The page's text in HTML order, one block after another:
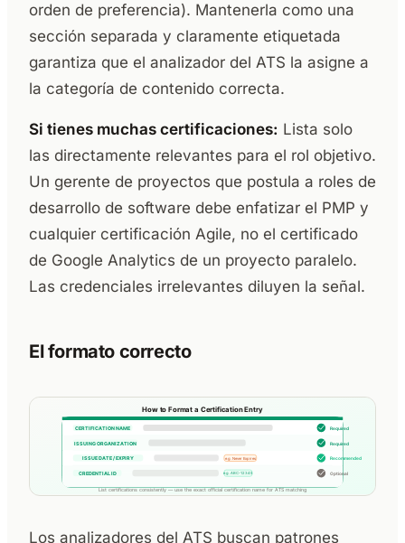
orden de preferencia). Mantenerla como una
sección separada y claramente etiquetada
garantiza que el analizador del ATS la asigne a
la categoría de contenido correcta.
Si tienes muchas certificaciones: Lista solo
las directamente relevantes para el rol objetivo.
Un gerente de proyectos que postula a roles de
desarrollo de software debe enfatizar el PMP y
cualquier certificación Agile, no el certificado
de Google Analytics de un proyecto paralelo.
Las credenciales irrelevantes diluyen la señal.
El formato correcto
Los analizadores del ATS buscan patrones